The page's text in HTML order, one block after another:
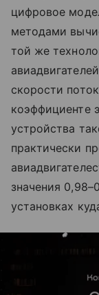
цифровое
методами
той же
скорости
коэффициенте
устройства
практически
значения
установках